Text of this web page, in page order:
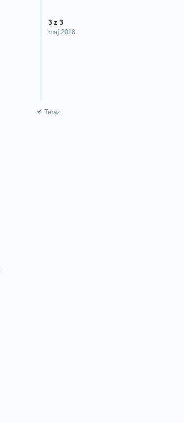
3 z 3
maj 2018
Teraz